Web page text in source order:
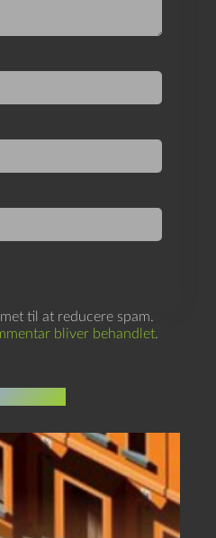
til at reducere spam.
bliver behandlet.